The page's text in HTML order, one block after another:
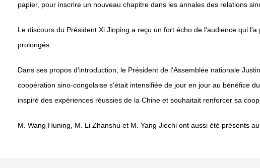
papier, pour inscrire un nouveau chapitre dans les annales des relations
Le discours du Président Xi Jinping a reçu un fort écho de l'audience qui
prolongés.
Dans ses propos d'introduction, le Président de l'Assemblée nationale
coopération sino-congolaise s'était intensifiée de jour en jour au bénéfice
inspiré des expériences réussies de la Chine et souhaitait renforcer sa
M. Wang Huning, M. Li Zhanshu et M. Yang Jiechi ont aussi été présents